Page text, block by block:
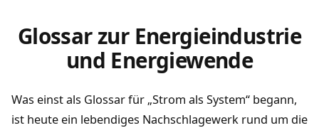
Glossar zur Energieindustrie
und Energiewende
Was einst als Glossar für „Strom als System“ begann,
ist heute ein lebendiges Nachschlagewerk rund um die